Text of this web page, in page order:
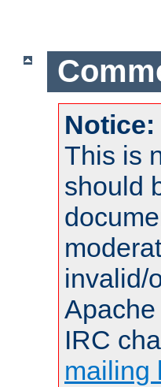
Notice:
This is
should
invalid/
IRC
mailing